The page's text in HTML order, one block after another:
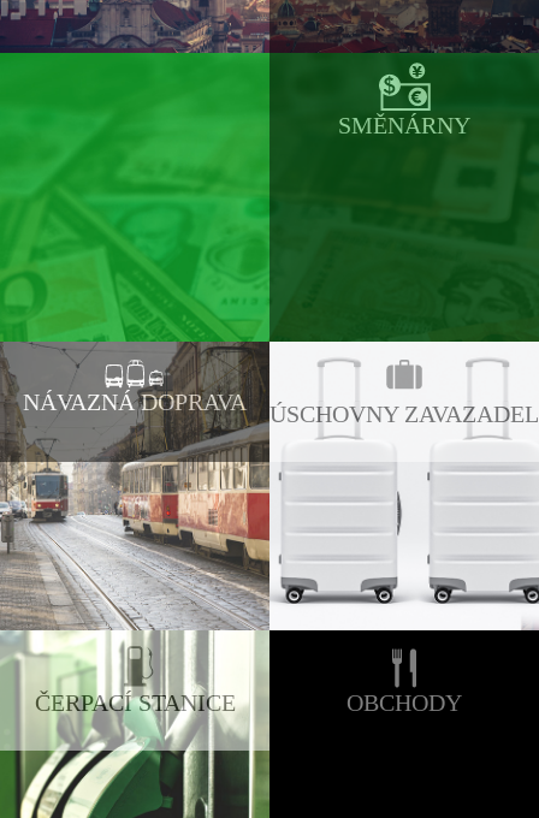
SMĚNÁRNY
NÁVAZNÁ DOPRAVA ÚSCHOVNY ZAVAZADEL
ČERPACÍ STANICE OBCHODY